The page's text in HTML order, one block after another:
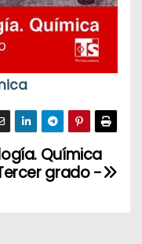
Química
grado -